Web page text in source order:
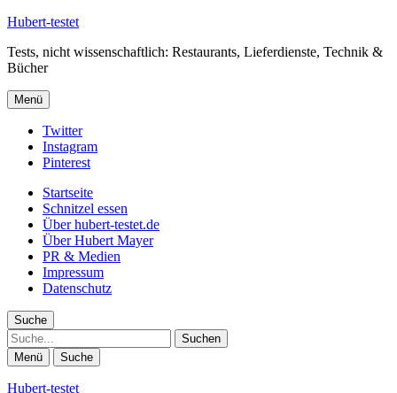
Hubert-testet
Tests, nicht wissenschaftlich: Restaurants, Lieferdienste, Technik &
Bücher
Menü
Twitter
Instagram
Pinterest
Startseite
Schnitzel essen
Über hubert-testet.de
Über Hubert Mayer
PR & Medien
Impressum
Datenschutz
Suche
Suche
Menü Suche
Hubert-testet